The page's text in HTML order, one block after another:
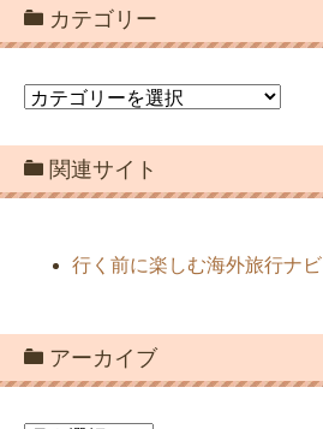
カテゴリー
カ
ゴ
リ
ー
関連サイト
行く前に楽しむ海外旅行ナビ
アーカイブ